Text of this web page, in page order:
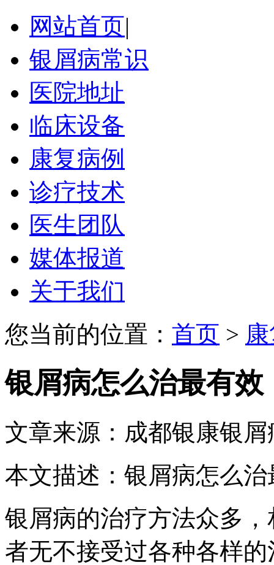
网站首页|
银屑病常识
医院地址
临床设备
康复病例
诊疗技术
医生团队
媒体报道
关于我们
您当前的位置： 首页 >
银屑病怎么治最有效
文章来源：成都银康银屑
本文描述：银屑病怎么治
银屑病的治疗方法众多
者无不接受过各种各样